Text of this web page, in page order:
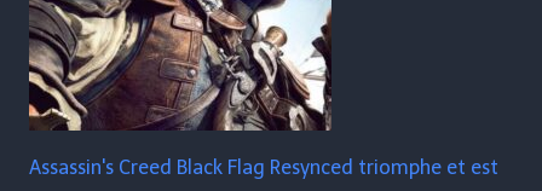
Assassin's Creed Black Flag Resynced triomphe et est